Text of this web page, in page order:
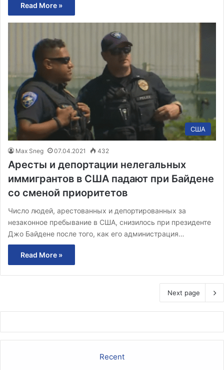
Read More »
США
Max Sneg 07.04.2021 432
Аресты и депортации нелегальных
иммигрантов в США падают при Байдене
со сменой приоритетов
Число людей, арестованных и депортированных за
незаконное пребывание в США, снизилось при президенте
Джо Байдене после того, как его администрация…
Read More »
Next page
Recent